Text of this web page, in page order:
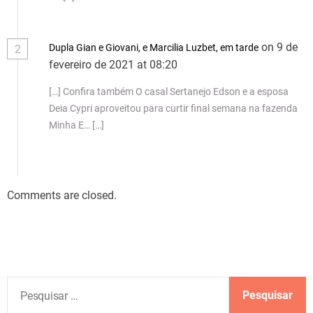
2 Dupla Gian e Giovani, e Marcilia Luzbet, em tarde on 9 de
fevereiro de 2021 at 08:20
[…] Confira também O casal Sertanejo Edson e a esposa
Deia Cypri aproveitou para curtir final semana na fazenda
Minha E… […]
Comments are closed.